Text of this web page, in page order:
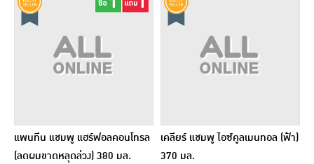
แพนทีน แชมพู แฮร์ฟอลคอนโทรล
(ลดผมขาดหลุดล่วง) 380 มล.
เคลียร์ แชมพู ไอซ์คูลเมนทอล (ฟ้า)
370 มล.